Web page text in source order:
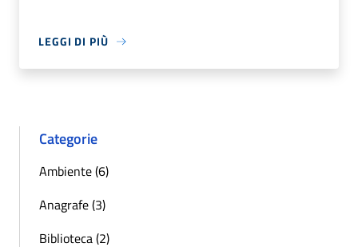
LEGGI DI PIÙ
Categorie
Ambiente (6)
Anagrafe (3)
Biblioteca (2)